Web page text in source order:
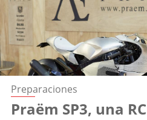
Preparaciones
Praëm SP3, una